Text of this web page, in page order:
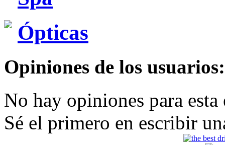
Ópticas
Opiniones de los usuarios:
No hay opiniones para esta
Sé el primero en escribir